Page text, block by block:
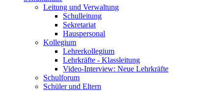
Leitung und Verwaltung
Schulleitung
Sekretariat
Hauspersonal
Kollegium
Lehrerkollegium
Lehrkräfte - Klassleitung
Video-Interview: Neue Lehrkräfte
Schulforum
Schüler und Eltern